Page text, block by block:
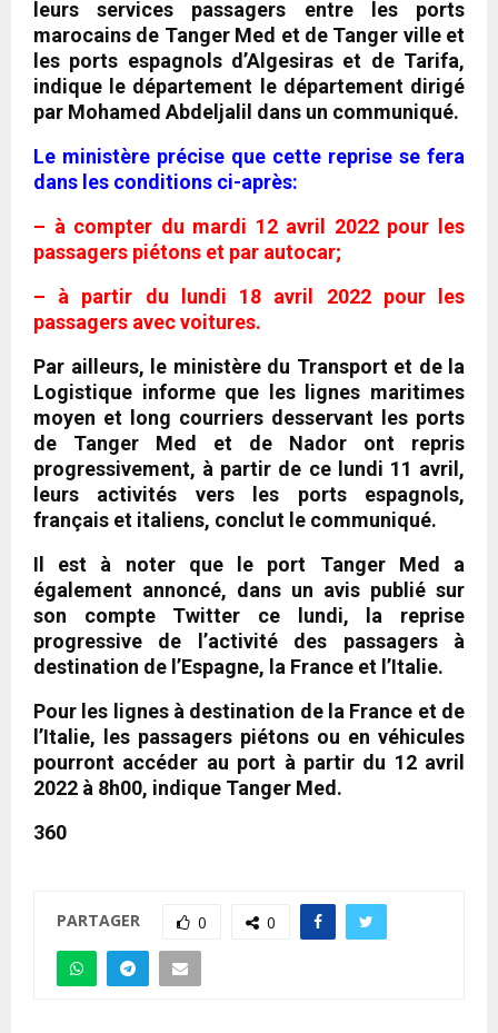
leurs services passagers entre les ports
marocains de Tanger Med et de Tanger ville et
les ports espagnols d’Algesiras et de Tarifa,
indique le département le département dirigé
par Mohamed Abdeljalil dans un communiqué.
Le ministère précise que cette reprise se fera
dans les conditions ci-après:
– à compter du mardi 12 avril 2022 pour les
passagers piétons et par autocar;
– à partir du lundi 18 avril 2022 pour les
passagers avec voitures.
Par ailleurs, le ministère du Transport et de la
Logistique informe que les lignes maritimes
moyen et long courriers desservant les ports
de Tanger Med et de Nador ont repris
progressivement, à partir de ce lundi 11 avril,
leurs activités vers les ports espagnols,
français et italiens, conclut le communiqué.
Il est à noter que le port Tanger Med a
également annoncé, dans un avis publié sur
son compte Twitter ce lundi, la reprise
progressive de l’activité des passagers à
destination de l’Espagne, la France et l’Italie.
Pour les lignes à destination de la France et de
l’Italie, les passagers piétons ou en véhicules
pourront accéder au port à partir du 12 avril
2022 à 8h00, indique Tanger Med.
360
PARTAGER 0 0